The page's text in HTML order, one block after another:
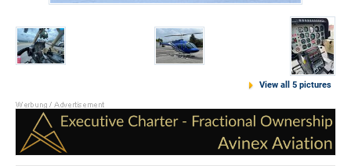
View all 5 pictures